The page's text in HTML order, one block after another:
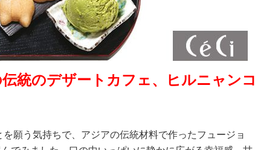
統のデザートカフェ、ヒルニャンコ
願う気持ちで、アジアの伝統材料で作ったフュージョ